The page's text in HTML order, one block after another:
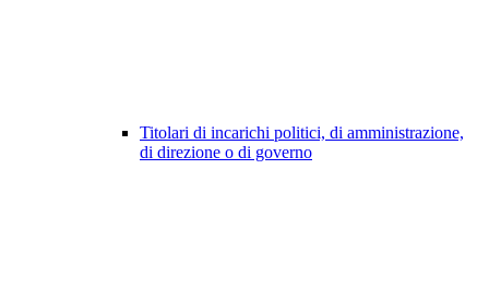
Titolari di incarichi politici, di amministrazione,
di direzione o di governo